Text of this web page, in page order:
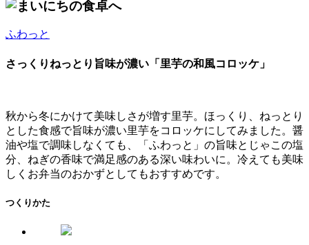
ふわっと
さっくりねっとり旨味が濃い「里芋の和風コロッケ」
秋から冬にかけて美味しさが増す里芋。ほっくり、ねっとり
とした食感で旨味が濃い里芋をコロッケにしてみました。醤
油や塩で調味しなくても、「ふわっと」の旨味とじゃこの塩
分、ねぎの香味で満足感のある深い味わいに。冷えても美味
しくお弁当のおかずとしてもおすすめです。
つくりかた